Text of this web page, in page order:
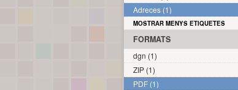
Adreces (1)
MOSTRAR MENYS ETIQUETES
FORMATS
dgn (1)
ZIP (1)
PDF (1)